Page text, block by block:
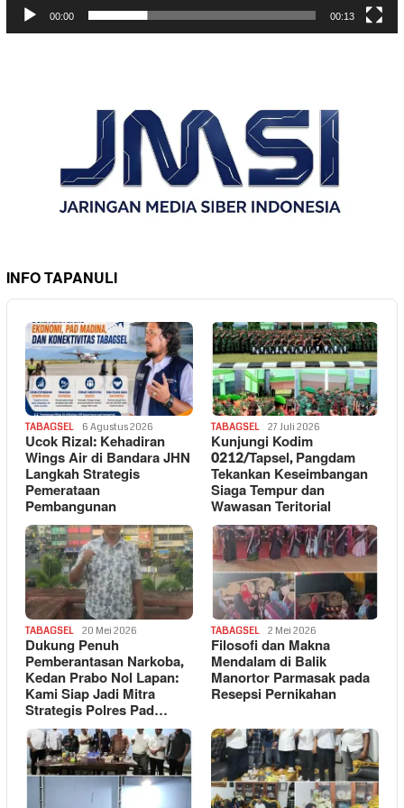
00:00 00:13
INFO TAPANULI
TABAGSEL 6 Agustus 2026
Ucok Rizal: Kehadiran
Wings Air di Bandara JHN
Langkah Strategis
Pemerataan
Pembangunan
TABAGSEL 27 Juli 2026
Kunjungi Kodim
0212/Tapsel, Pangdam
Tekankan Keseimbangan
Siaga Tempur dan
Wawasan Teritorial
TABAGSEL 20 Mei 2026
Dukung Penuh
Pemberantasan Narkoba,
Kedan Prabo Nol Lapan:
Kami Siap Jadi Mitra
Strategis Polres Pad…
TABAGSEL 2 Mei 2026
Filosofi dan Makna
Mendalam di Balik
Manortor Parmasak pada
Resepsi Pernikahan